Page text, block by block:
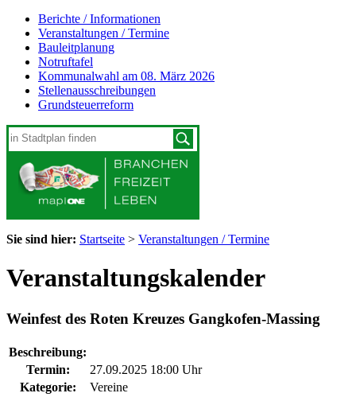
Berichte / Informationen
Veranstaltungen / Termine
Bauleitplanung
Notruftafel
Kommunalwahl am 08. März 2026
Stellenausschreibungen
Grundsteuerreform
Sie sind hier: Startseite > Veranstaltungen / Termine
Veranstaltungskalender
Weinfest des Roten Kreuzes Gangkofen-Massing
Beschreibung:
Termin:
27.09.2025 18:00 Uhr
Kategorie:
Vereine